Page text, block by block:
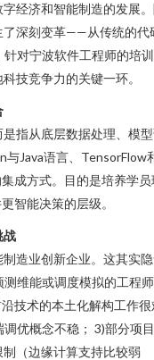
经济和智能制造的发展
了深刻变革——从传统的代
对宁波软件工程师的培
技竞争力的关键一环。
指从底层数据处理、模
Java语言、TensorFlow
成方式。目的是培养学员
智能决策的层级。
战
造业创新企业。这其实
维能或调度模拟的工程
技术的本土化解构工作很
优概念不稳； 3)部分项
（边缘计算支持比较弱